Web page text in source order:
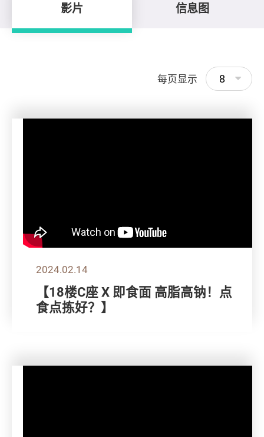
影片 信息图
每页显示 8
2024.02.14
【18楼C座 X 即食面 高脂高钠！点
食点拣好？】